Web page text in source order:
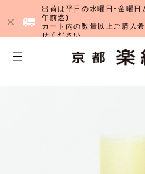
出荷は平日の水曜日･金曜日
午前迄)
カート内の数量以上ご購入
せください。